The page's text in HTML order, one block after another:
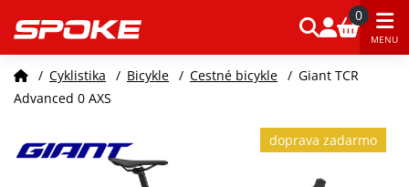
0
MENU
/ Cyklistika / Bicykle / Cestné bicykle / Giant TCR
Advanced 0 AXS
doprava zadarmo